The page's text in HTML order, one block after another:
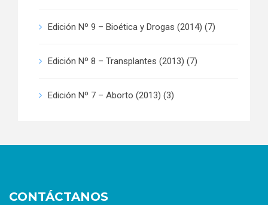
Edición Nº 9 – Bioética y Drogas (2014) (7)
Edición Nº 8 – Transplantes (2013) (7)
Edición Nº 7 – Aborto (2013) (3)
CONTÁCTANOS